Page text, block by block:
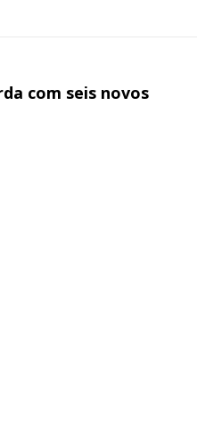
Ofertas para assinatura
com seis novos